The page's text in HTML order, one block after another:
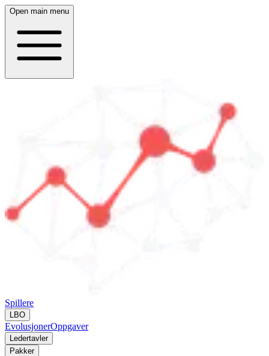
Open main menu
Spillere
LBO
EvolusjonerOppgaver
Ledertavler
Pakker